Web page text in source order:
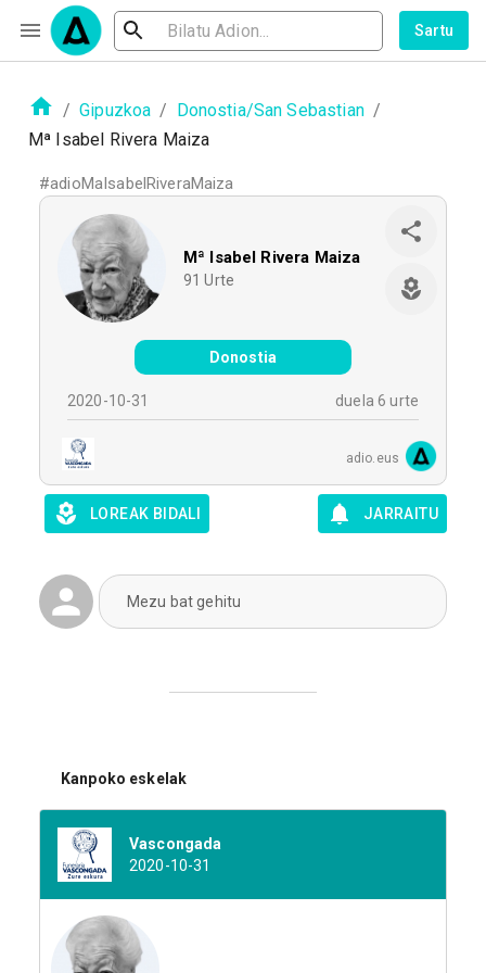
Sartu
/ Gipuzkoa / Donostia/San Sebastian /
Mª Isabel Rivera Maiza
#adioMaIsabelRiveraMaiza
Mª Isabel Rivera Maiza
91 Urte
Donostia
2020-10-31 duela 6 urte
adio.eus
LOREAK BIDALI JARRAITU
Mezu bat gehitu
Kanpoko eskelak
Vascongada
2020-10-31